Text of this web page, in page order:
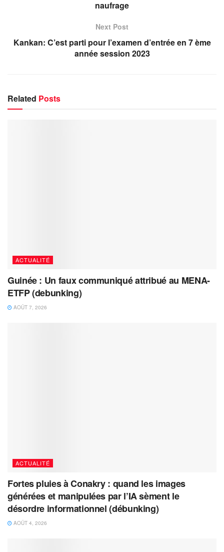
naufrage
Next Post
Kankan: C’est parti pour l’examen d’entrée en 7 ème
année session 2023
Related Posts
ACTUALITÉ
Guinée : Un faux communiqué attribué au MENA-
ETFP (debunking)
AOÛT 7, 2026
ACTUALITÉ
Fortes pluies à Conakry : quand les images
générées et manipulées par l’IA sèment le
désordre informationnel (débunking)
AOÛT 4, 2026